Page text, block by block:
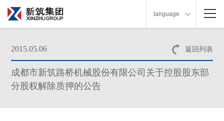
language
返回列表
2015.05.06
成都市新筑路桥机械股份有限公司关于控股股东部
分股权解除质押的公告